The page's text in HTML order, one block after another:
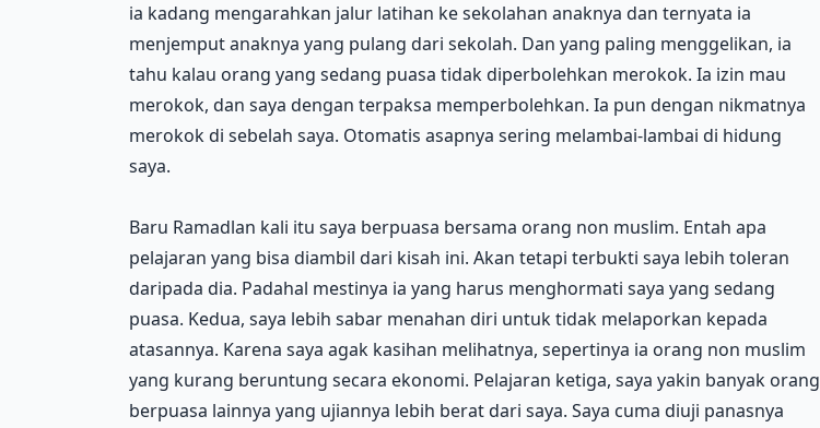
ia kadang mengarahkan jalur latihan ke sekolahan anaknya dan ternyata ia
menjemput anaknya yang pulang dari sekolah. Dan yang paling menggelikan, ia
tahu kalau orang yang sedang puasa tidak diperbolehkan merokok. Ia izin mau
merokok, dan saya dengan terpaksa memperbolehkan. Ia pun dengan nikmatnya
merokok di sebelah saya. Otomatis asapnya sering melambai-lambai di hidung
saya.
Baru Ramadlan kali itu saya berpuasa bersama orang non muslim. Entah apa
pelajaran yang bisa diambil dari kisah ini. Akan tetapi terbukti saya lebih toleran
daripada dia. Padahal mestinya ia yang harus menghormati saya yang sedang
puasa. Kedua, saya lebih sabar menahan diri untuk tidak melaporkan kepada
atasannya. Karena saya agak kasihan melihatnya, sepertinya ia orang non muslim
yang kurang beruntung secara ekonomi. Pelajaran ketiga, saya yakin banyak orang
berpuasa lainnya yang ujiannya lebih berat dari saya. Saya cuma diuji panasnya